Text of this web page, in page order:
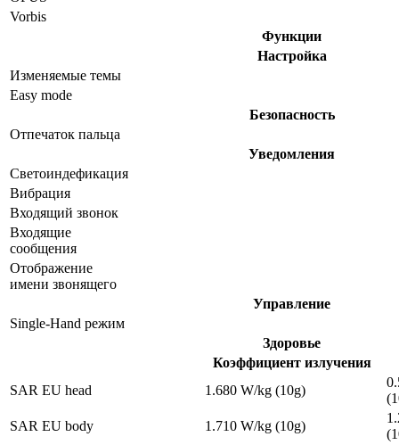
Vorbis
Функции
Настройка
Изменяемые темы
Easy mode
Безопасность
Отпечаток пальца
Уведомления
Светоиндефикация
Вибрация
Входящий звонок
Входящие
сообщения
Отображение
имени звонящего
Управление
Single-Hand режим
Здоровье
Коэффициент излучения
SAR EU head
1.680 W/kg (10g)
SAR EU body
1.710 W/kg (10g)